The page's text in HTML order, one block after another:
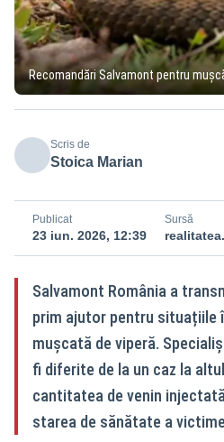
Recomandări Salvamont pentru
Scris de
Stoica Marian
Publicat
23 iun. 2026, 12:39
Sursă
Salvamont România a
prim ajutor pentru situațiile
mușcată de viperă.
fi diferite de la un caz la
cantitatea de venin
starea de sănătate a